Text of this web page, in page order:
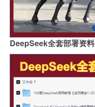
DeepSeek全套部署资